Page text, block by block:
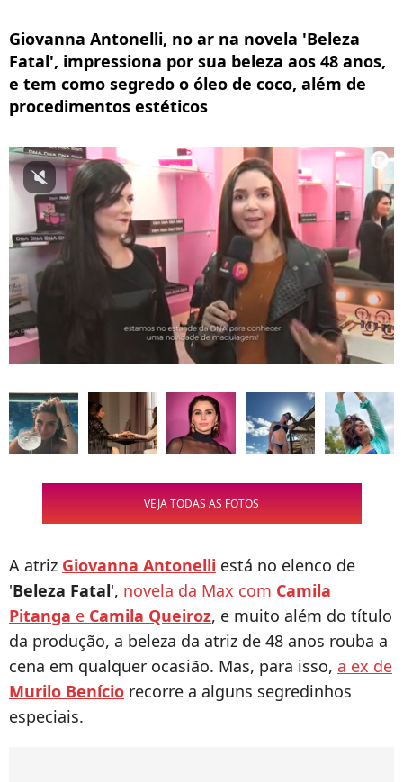
Giovanna Antonelli, no ar na novela 'Beleza
Fatal', impressiona por sua beleza aos 48 anos,
e tem como segredo o óleo de coco, além de
procedimentos estéticos
VEJA TODAS AS FOTOS
A atriz Giovanna Antonelli está no elenco de
'Beleza Fatal', novela da Max com Camila
Pitanga e Camila Queiroz, e muito além do título
da produção, a beleza da atriz de 48 anos rouba a
cena em qualquer ocasião. Mas, para isso, a ex de
Murilo Benício recorre a alguns segredinhos
especiais.